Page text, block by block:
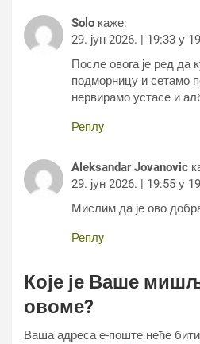
Solo каже:
29. јун 2026. | 19:33 у
После овога је ред да
подморницу и сетамо
нервирамо устасе и
Реплy
Aleksandar Jovanovic
29. јун 2026. | 19:55 у
Мислим да је ово
Реплy
Које је Ваше
овоме?
Ваша адреса е-поште неће